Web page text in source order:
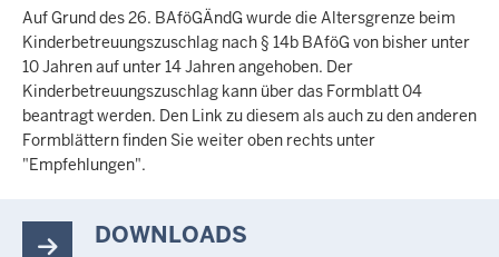
Auf Grund des 26. BAföGÄndG wurde die Altersgrenze beim
Kinderbetreuungszuschlag nach § 14b BAföG von bisher unter
10 Jahren auf unter 14 Jahren angehoben. Der
Kinderbetreuungszuschlag kann über das Formblatt 04
beantragt werden. Den Link zu diesem als auch zu den anderen
Formblättern finden Sie weiter oben rechts unter
"Empfehlungen".
DOWNLOADS